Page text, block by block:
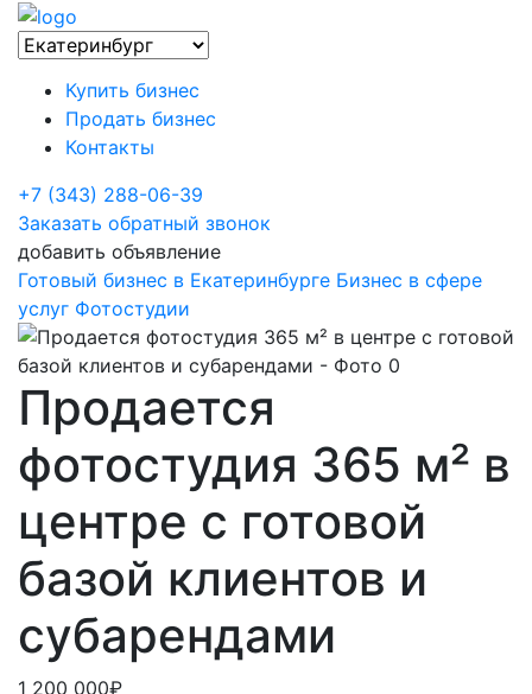
Купить бизнес
Продать бизнес
Контакты
+7 (343) 288-06-39
Заказать обратный звонок
добавить объявление
Готовый бизнес в Екатеринбурге Бизнес в сфере
услуг Фотостудии
Продается
фотостудия 365 м² в
центре с готовой
базой клиентов и
субарендами
1 200 000₽